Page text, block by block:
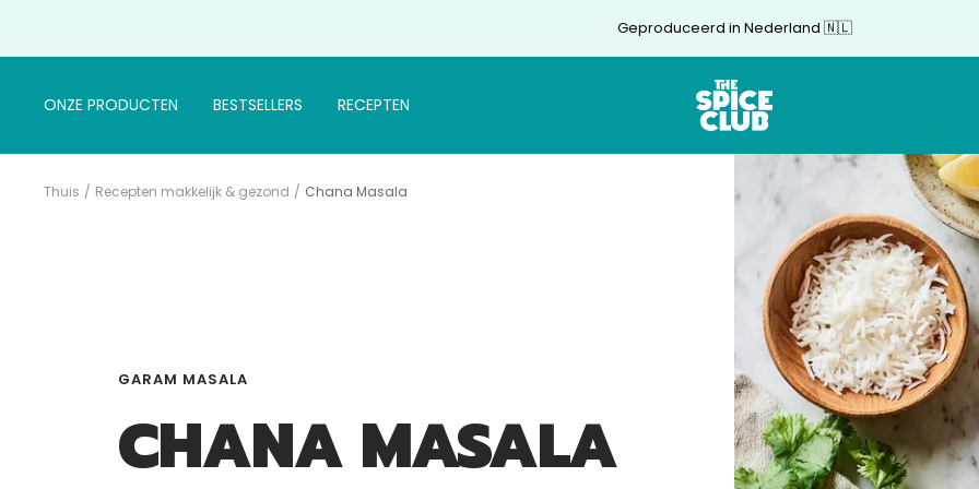
Geproduceerd in Nederland 🇳🇱
ONZE PRODUCTEN BESTSELLERS RECEPTEN
The
Spice
Thuis Recepten makkelijk & gezond Chana Masala
GARAM MASALA
CHANA MASALA